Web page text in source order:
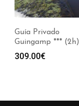
Guía Privado
Guingamp *** (2h)
309.00€